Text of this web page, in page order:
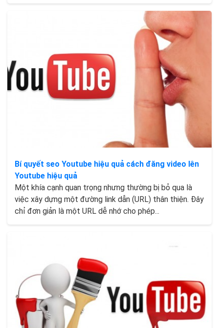
Bí quyết seo Youtube hiệu quả cách đăng video lên
Youtube hiệu quả
Một khía cạnh quan trọng nhưng thường bị bỏ qua là
việc xây dựng một đường link dẫn (URL) thân thiện. Đây
chỉ đơn giản là một URL dễ nhớ cho phép...